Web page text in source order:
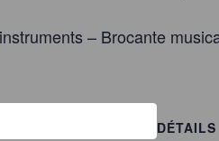
– Brocante
DÉTAILS